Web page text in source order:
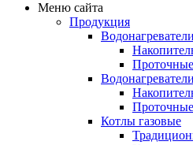
Меню сайта
Продукция
Проточные
Проточные
Котлы газовые